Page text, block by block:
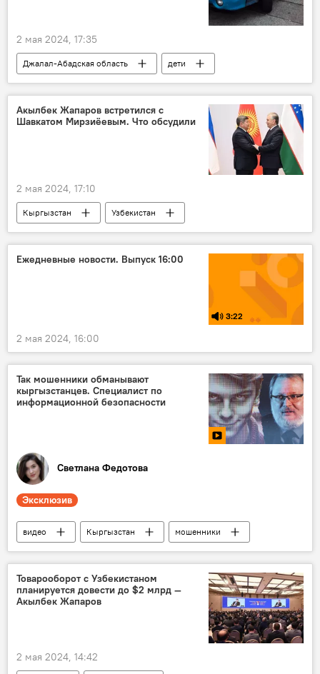
2 мая 2024, 17:35
Джалал-Абадская область
дети
Происшествия
автонаезд ДТП
Акылбек Жапаров встретился с
Шавкатом Мирзиёевым. Что обсудили
2 мая 2024, 17:10
Кыргызстан
Узбекистан
Акылбек Жапаров
форум
Шавкат Мирзиёев
Ежедневные новости. Выпуск 16:00
3:22
2 мая 2024, 16:00
Так мошенники обманывают
кыргызстанцев. Специалист по
информационной безопасности
Светлана Федотова
Эксклюзив
видео Кыргызстан
мошенники
безопасность
Товарооборот с Узбекистаном
планируется довести до $2 млрд —
Акылбек Жапаров
2 мая 2024, 14:42